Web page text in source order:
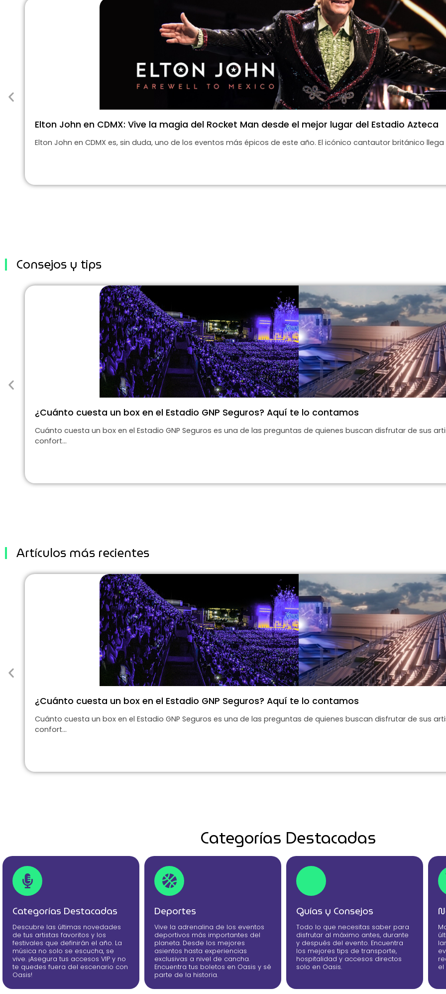
Elton John en CDMX: Vive la magia del Rocket Man desde el mejor lugar del Estadio Azteca
Elton John en CDMX es, sin duda, uno de los eventos más épicos de este año. El icónico cantautor británico llega
Consejos y tips
¿Cuánto cuesta un box en el Estadio GNP Seguros? Aquí te lo contamos
Cuánto cuesta un box en el Estadio GNP Seguros es una de las preguntas de quienes buscan disfrutar de sus
confort...
Artículos más recientes
¿Cuánto cuesta un box en el Estadio GNP Seguros? Aquí te lo contamos
Cuánto cuesta un box en el Estadio GNP Seguros es una de las preguntas de quienes buscan disfrutar de sus
confort...
Categorías Destacadas
Categorías Destacadas
Descubre las últimas novedades
de tus artistas favoritos y los
festivales que definirán el año. La
música no solo se escucha, se
vive. ¡Asegura tus accesos VIP y no
te quedes fuera del escenario con
Oasis!
Deportes
Vive la adrenalina de los eventos
deportivos más importantes del
planeta. Desde los mejores
asientos hasta experiencias
exclusivas a nivel de cancha.
Encuentra tus boletos en Oasis y sé
parte de la historia.
Guías y Consejos
Todo lo que necesitas saber para
disfrutar al máximo antes, durante
y después del evento. Encuentra
los mejores tips de transporte,
hospitalidad y accesos directos
solo en Oasis.
el